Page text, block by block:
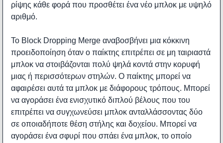
ρίψης κάθε φορά που προσθέτει ένα νέο μπλοκ με υψηλό
αριθμό.
Το Block Dropping Merge αναβοσβήνει μια κόκκινη
προειδοποίηση όταν ο παίκτης επιτρέπει σε μη ταιριαστά
μπλοκ να στοιβάζονται πολύ ψηλά κοντά στην κορυφή
μιας ή περισσότερων στηλών. Ο παίκτης μπορεί να
αφαιρέσει αυτά τα μπλοκ με διάφορους τρόπους. Μπορεί
να αγοράσει ένα ενισχυτικό διπλού βέλους που του
επιτρέπει να συγχωνεύσει μπλοκ ανταλλάσσοντας δύο
σε οποιαδήποτε θέση στήλης και δοχείου. Μπορεί να
αγοράσει ένα σφυρί που σπάει ένα μπλοκ, το οποίο